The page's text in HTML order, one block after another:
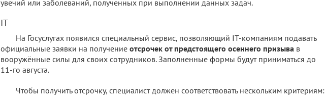
увечий или заболеваний, полученных при выполнении данных задач.
IT
На Госуслугах появился специальный сервис, позволяющий IT-компаниям подавать
официальные заявки на получение отсрочек от предстоящего осеннего призыва в
вооружённые силы для своих сотрудников. Заполненные формы будут приниматься до
11-го августа.
Чтобы получить отсрочку, специалист должен соответствовать нескольким критериям: